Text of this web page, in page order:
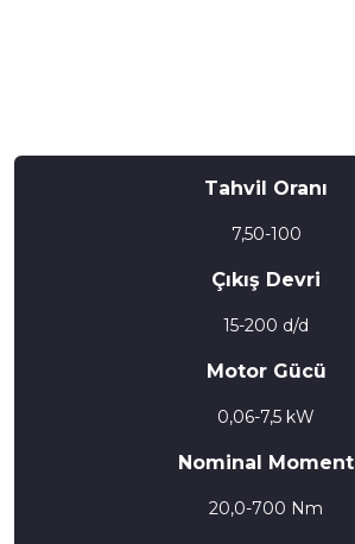
Tahvil Oranı
7,50-100
Çıkış Devri
15-200 d/d
Motor Gücü
0,06-7,5 kW
Nominal Moment
20,0-700 Nm